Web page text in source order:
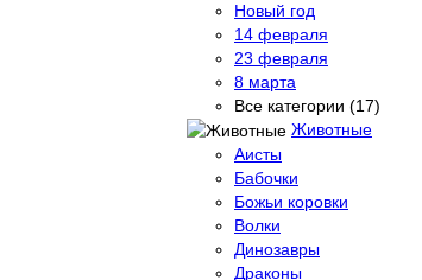
Новый год
14 февраля
23 февраля
8 марта
Все категории (17)
Животные
Аисты
Бабочки
Божьи коровки
Волки
Динозавры
Драконы